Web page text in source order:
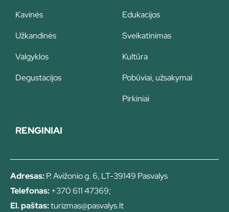
Kavinės
Užkandinės
Valgyklos
Degustacijos
Edukacijos
Sveikatinimas
Kultūra
Pobūviai, užsakymai
Pirkiniai
RENGINIAI
Adresas:P. Avižonio g. 6, LT-39149 Pasvalys
Telefonas:+370 611 47369;
El. paštas:turizmas@pasvalys.lt